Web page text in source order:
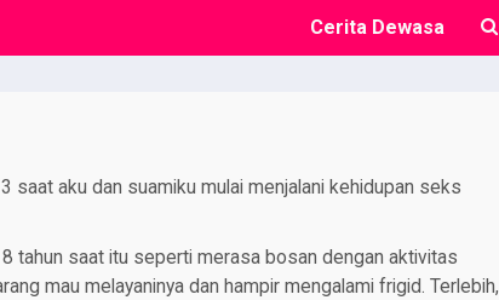
Cerita Dewasa
saat aku dan suamiku mulai menjalani kehidupan seks
tahun saat itu seperti merasa bosan dengan aktivitas
mau melayaninya dan hampir mengalami frigid. Terlebih,